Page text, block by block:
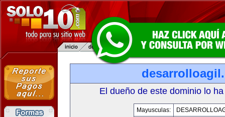
El dueño de este dominio lo
Mayusculas: